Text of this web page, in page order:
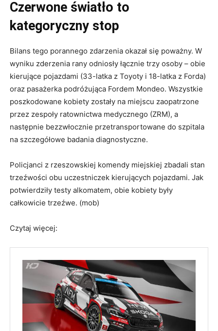
Czerwone światło to
kategoryczny stop
Bilans tego porannego zdarzenia okazał się poważny. W
wyniku zderzenia rany odniosły łącznie trzy osoby – obie
kierujące pojazdami (33-latka z Toyoty i 18-latka z Forda)
oraz pasażerka podróżująca Fordem Mondeo. Wszystkie
poszkodowane kobiety zostały na miejscu zaopatrzone
przez zespoły ratownictwa medycznego (ZRM), a
następnie bezzwłocznie przetransportowane do szpitala
na szczegółowe badania diagnostyczne.
Policjanci z rzeszowskiej komendy miejskiej zbadali stan
trzeźwości obu uczestniczek kierujących pojazdami. Jak
potwierdziły testy alkomatem, obie kobiety były
całkowicie trzeźwe. (mob)
Czytaj więcej: